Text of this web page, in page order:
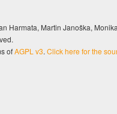
Harmata, Martin Janoška,
ofAGPL v3. Click here for the